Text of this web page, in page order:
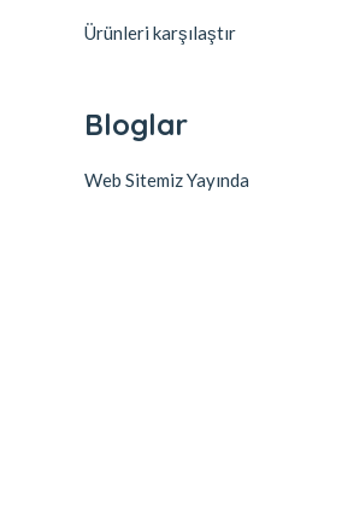
Ürünleri karşılaştır
Bloglar
Web Sitemiz Yayında